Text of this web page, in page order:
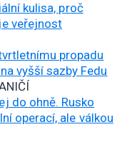
kulisa, proč
veřejnost
propadu
vyšší sazby Fedu
do ohně. Rusko
operací, ale válkou